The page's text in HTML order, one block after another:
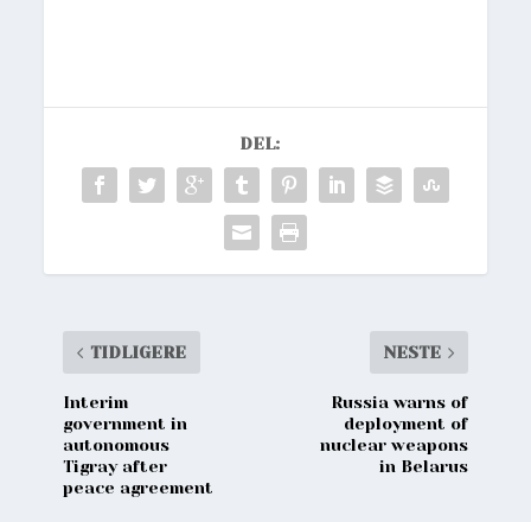
DEL:
TIDLIGERE
Interim
government in
autonomous
Tigray after
peace agreement
NESTE
Russia warns of
deployment of
nuclear weapons
in Belarus